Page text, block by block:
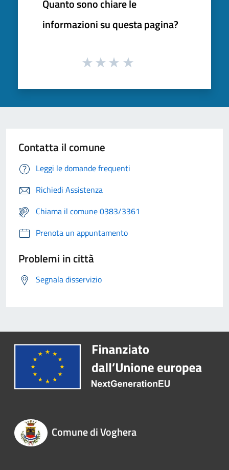
Quanto sono chiare le
informazioni su questa pagina?
Contatta il comune
Leggi le domande frequenti
Richiedi Assistenza
Chiama il comune 0383/3361
Prenota un appuntamento
Problemi in città
Segnala disservizio
Comune di Voghera